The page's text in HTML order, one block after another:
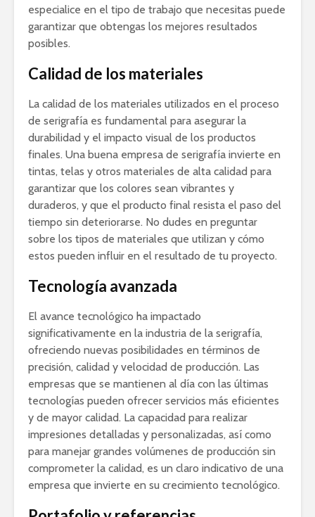
especialice en el tipo de trabajo que necesitas puede
garantizar que obtengas los mejores resultados
posibles.
Calidad de los materiales
La calidad de los materiales utilizados en el proceso
de serigrafía es fundamental para asegurar la
durabilidad y el impacto visual de los productos
finales. Una buena empresa de serigrafía invierte en
tintas, telas y otros materiales de alta calidad para
garantizar que los colores sean vibrantes y
duraderos, y que el producto final resista el paso del
tiempo sin deteriorarse. No dudes en preguntar
sobre los tipos de materiales que utilizan y cómo
estos pueden influir en el resultado de tu proyecto.
Tecnología avanzada
El avance tecnológico ha impactado
significativamente en la industria de la serigrafía,
ofreciendo nuevas posibilidades en términos de
precisión, calidad y velocidad de producción. Las
empresas que se mantienen al día con las últimas
tecnologías pueden ofrecer servicios más eficientes
y de mayor calidad. La capacidad para realizar
impresiones detalladas y personalizadas, así como
para manejar grandes volúmenes de producción sin
comprometer la calidad, es un claro indicativo de una
empresa que invierte en su crecimiento tecnológico.